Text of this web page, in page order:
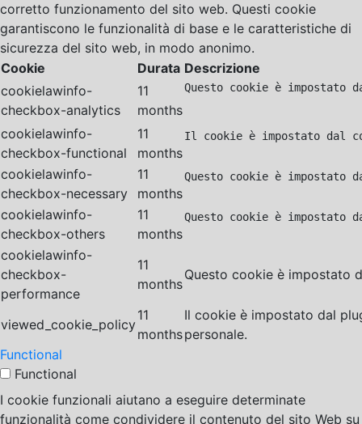
corretto funzionamento del sito web. Questi cookie
garantiscono le funzionalità di base e le caratteristiche di
sicurezza del sito web, in modo anonimo.
Cookie
Durata Descrizione
cookielawinfo-
checkbox-analytics
11
months
Questo cookie è
cookielawinfo-
checkbox-functional
11
months
Il cookie è impostato dal
cookielawinfo-
checkbox-necessary
11
months
Questo cookie è impostato
cookielawinfo-
checkbox-others
11
months
Questo cookie è
cookielawinfo-
checkbox-
performance
11
months
Questo cookie è impostato
viewed_cookie_policy
11
months
Il cookie è impostato dal
personale.
Functional
Functional
I cookie funzionali aiutano a eseguire determinate
funzionalità come condividere il contenuto del sito Web su